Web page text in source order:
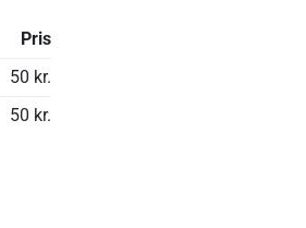
Pris
50 kr.
50 kr.